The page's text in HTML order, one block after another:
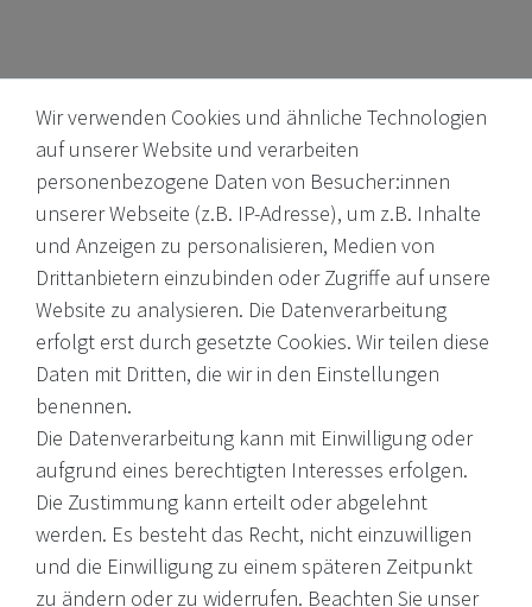
Internationale Weine, Brände, Feinkost & mehr. Entdecken Sie
unser Sortiment online oder in unserem Ladengeschäft. Wenn
Sie Fragen haben, wenden Sie sich an uns.
EMail: shop@victoria-weine.com
Telefon: +49 (0)7931 56 34 11
© 2026 Copyright Victoria Weine
Impressum
Daten­schutz­erklärung
Wir verwenden Cookies und ähnliche Technologien
auf unserer Website und verarbeiten
personenbezogene Daten von Besucher:innen
unserer Webseite (z.B. IP-Adresse), um z.B. Inhalte
und Anzeigen zu personalisieren, Medien von
Drittanbietern einzubinden oder Zugriffe auf unsere
Website zu analysieren. Die Datenverarbeitung
erfolgt erst durch gesetzte Cookies. Wir teilen diese
Daten mit Dritten, die wir in den Einstellungen
benennen.
Die Datenverarbeitung kann mit Einwilligung oder
aufgrund eines berechtigten Interesses erfolgen.
Die Zustimmung kann erteilt oder abgelehnt
werden. Es besteht das Recht, nicht einzuwilligen
und die Einwilligung zu einem späteren Zeitpunkt
zu ändern oder zu widerrufen. Beachten Sie unser